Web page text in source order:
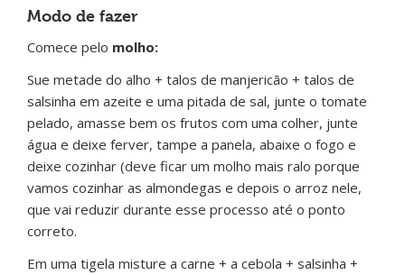
Modo de fazer
Comece pelo molho:
Sue metade do alho + talos de manjericão + talos de
salsinha em azeite e uma pitada de sal, junte o tomate
pelado, amasse bem os frutos com uma colher, junte
água e deixe ferver, tampe a panela, abaixe o fogo e
deixe cozinhar (deve ficar um molho mais ralo porque
vamos cozinhar as almondegas e depois o arroz nele,
que vai reduzir durante esse processo até o ponto
correto.
Em uma tigela misture a carne + a cebola + salsinha +